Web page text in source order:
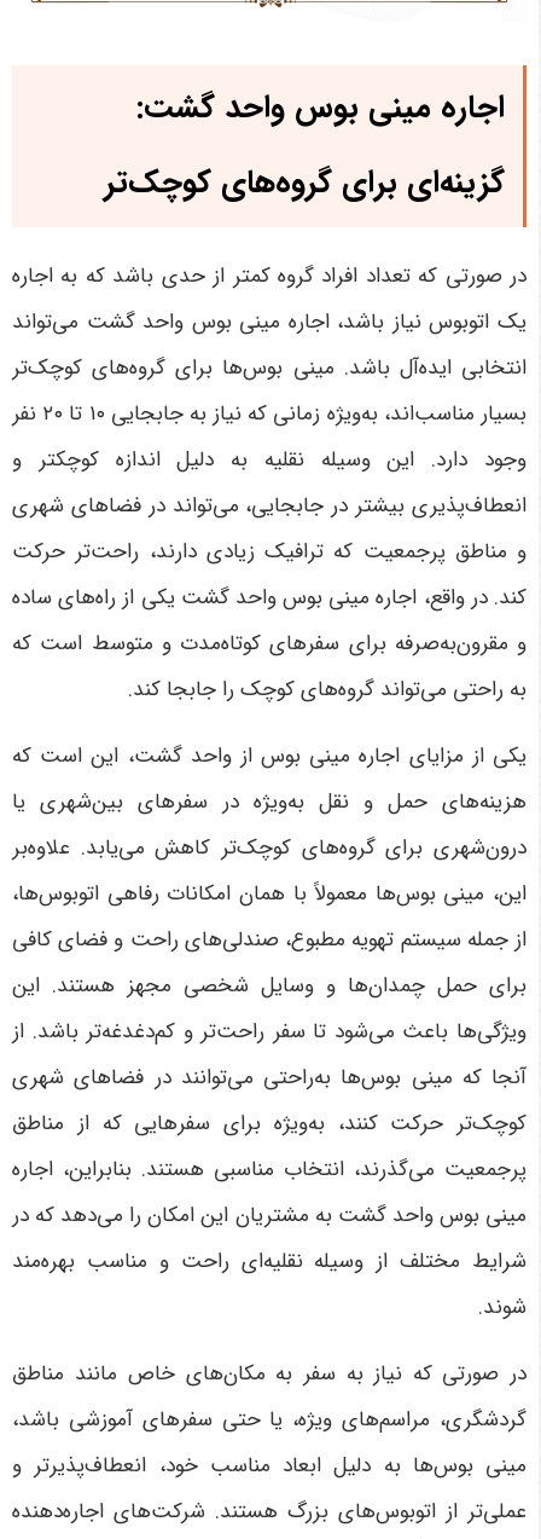
اجاره مینی بوس واحد گشت:
گزینه‌ای برای گروه‌های کوچک‌تر
در صورتی که تعداد افراد گروه کمتر از حدی باشد که به اجاره
یک اتوبوس نیاز باشد، اجاره مینی بوس واحد گشت می‌تواند
انتخابی ایده‌آل باشد. مینی بوس‌ها برای گروه‌های کوچک‌تر
بسیار مناسب‌اند، به‌ویژه زمانی که نیاز به جابجایی ۱۰ تا ۲۰ نفر
وجود دارد. این وسیله نقلیه به دلیل اندازه کوچکتر و
انعطاف‌پذیری بیشتر در جابجایی، می‌تواند در فضاهای شهری
و مناطق پرجمعیت که ترافیک زیادی دارند، راحت‌تر حرکت
کند. در واقع، اجاره مینی بوس واحد گشت یکی از راه‌های ساده
و مقرون‌به‌صرفه برای سفرهای کوتاه‌مدت و متوسط است که
به راحتی می‌تواند گروه‌های کوچک را جابجا کند.
یکی از مزایای اجاره مینی بوس از واحد گشت، این است که
هزینه‌های حمل و نقل به‌ویژه در سفرهای بین‌شهری یا
درون‌شهری برای گروه‌های کوچک‌تر کاهش می‌یابد. علاوه‌بر
این، مینی بوس‌ها معمولاً با همان امکانات رفاهی اتوبوس‌ها،
از جمله سیستم تهویه مطبوع، صندلی‌های راحت و فضای کافی
برای حمل چمدان‌ها و وسایل شخصی مجهز هستند. این
ویژگی‌ها باعث می‌شود تا سفر راحت‌تر و کم‌دغدغه‌تر باشد. از
آنجا که مینی بوس‌ها به‌راحتی می‌توانند در فضاهای شهری
کوچک‌تر حرکت کنند، به‌ویژه برای سفرهایی که از مناطق
پرجمعیت می‌گذرند، انتخاب مناسبی هستند. بنابراین، اجاره
مینی بوس واحد گشت به مشتریان این امکان را می‌دهد که در
شرایط مختلف از وسیله نقلیه‌ای راحت و مناسب بهره‌مند
شوند.
در صورتی که نیاز به سفر به مکان‌های خاص مانند مناطق
گردشگری، مراسم‌های ویژه، یا حتی سفرهای آموزشی باشد،
مینی بوس‌ها به دلیل ابعاد مناسب خود، انعطاف‌پذیرتر و
عملی‌تر از اتوبوس‌های بزرگ هستند. شرکت‌های اجاره‌دهنده